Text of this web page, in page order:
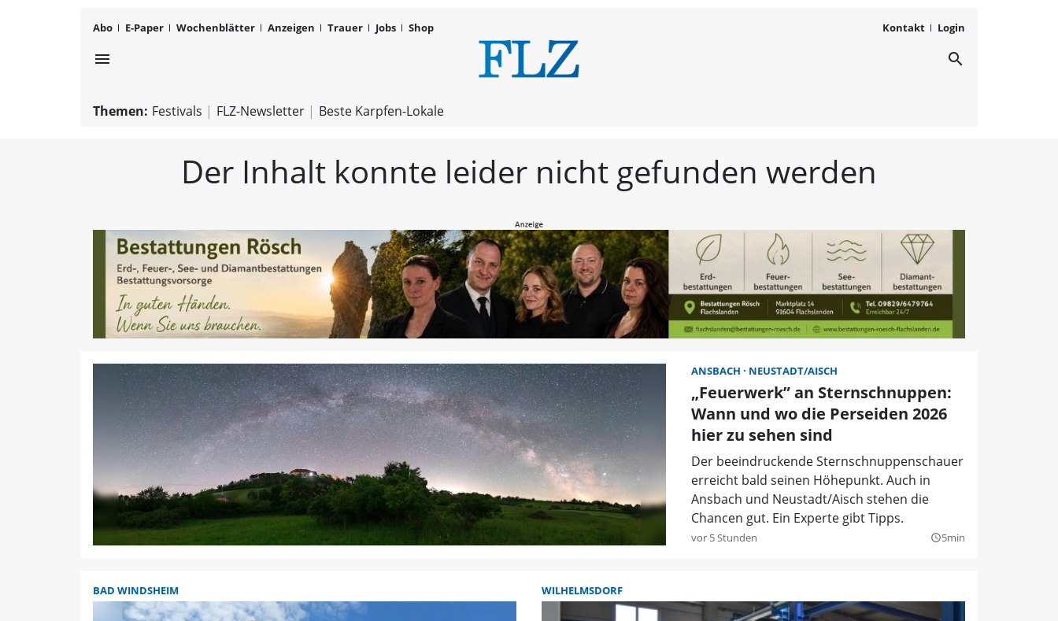
Abo E-Paper Wochenblätter Anzeigen Trauer Jobs Shop Kontakt Login
menu FLZ – Nachrichten aus search
Themen: Festivals FLZ-Newsletter Beste Karpfen-Lokale
Der Inhalt konnte leider nicht gefunden werden
ANSBACH NEUSTADT/AISCH
„Feuerwerk” an Sternschnuppen:
Wann und wo die Perseiden 2026
hier zu sehen sind
Der beeindruckende Sternschnuppenschauer
erreicht bald seinen Höhepunkt. Auch in
Ansbach und Neustadt/Aisch stehen die
Chancen gut. Ein Experte gibt Tipps.
vor 5 Stunden query_builder5min
BAD WINDSHEIM WILHELMSDORF